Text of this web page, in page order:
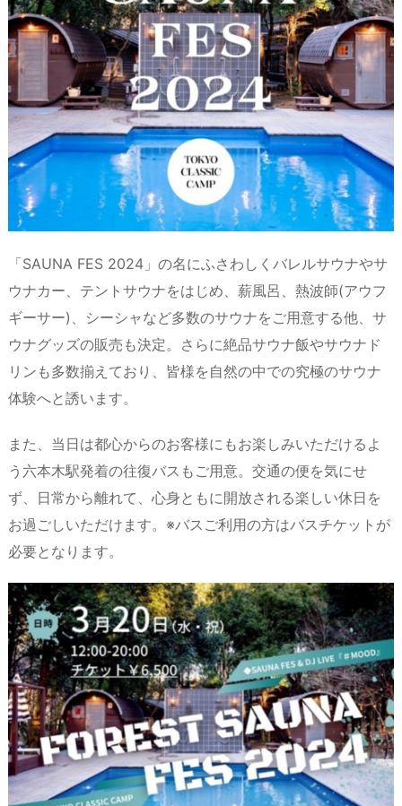
「SAUNA FES 2024」の名にふさわしくバレルサウナやサ
ウナカー、テントサウナをはじめ、薪風呂、熱波師(アウフ
ギーサー)、シーシャなど多数のサウナをご用意する他、サ
ウナグッズの販売も決定。さらに絶品サウナ飯やサウナド
リンも多数揃えており、皆様を自然の中での究極のサウナ
体験へと誘います。
また、当日は都心からのお客様にもお楽しみいただけるよ
う六本木駅発着の往復バスもご用意。交通の便を気にせ
ず、日常から離れて、心身ともに開放される楽しい休日を
お過ごしいただけます。※バスご利用の方はバスチケットが
必要となります。